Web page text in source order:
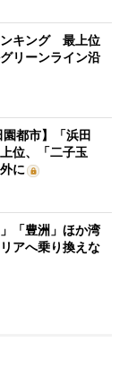
ンキング 最上位
リーンライン沿
都市】「浜田
位、「二子玉
に
「豊洲」ほか湾
アへ乗り換えな